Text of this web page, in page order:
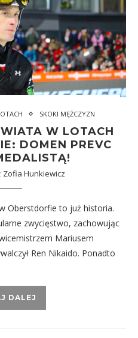
SKOKI MĘŻCZYZN
W LOTACH
DOMEN PREVC
Zofia Hunkiewicz
Oberstdorfie to już historia.
zwycięstwo, zachowując
Mariusem
Ren Nikaido. Ponadto
DALEJ